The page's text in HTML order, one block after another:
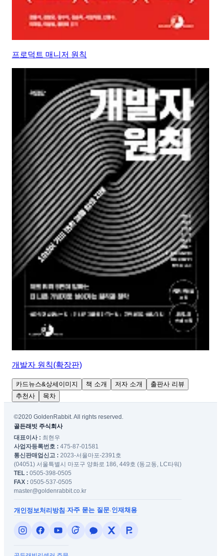
프로덕트 매니저 원칙
개발자 원칙(확장판)
카드뉴스&상세이미지 책 소개 저자 소개
출판사 리뷰
추천사
목차
©2020 GoldenRabbit. All rights reserved.
골든래빗 주식회사
대표이사 : 최현우
사업자등록번호 : 475-87-01581
통신판매업신고 : 2023-서울마포-2391호
(04051) 서울특별시 마포구 양화로 186, 449호 (동교동, LC타워)
TEL : 0505-398-0505
FAX : 0505-537-0505
master@goldenrabbit.co.kr
개인정보처리방침 ·자주 묻는 질문·인재채용